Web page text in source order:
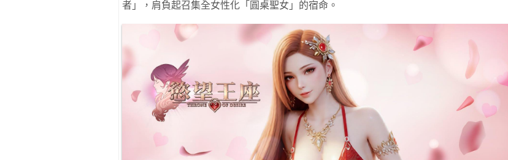
者」，肩負起召集全女性化「圓桌聖女」的宿命。